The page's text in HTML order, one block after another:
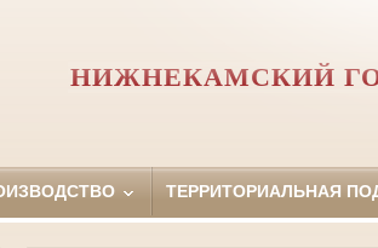
НИЖНЕКАМСКИЙ
ТЕРРИТОРИАЛЬНАЯ